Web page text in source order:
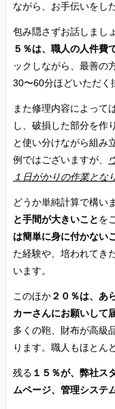
ながら、お手伝いをし
包み隠さずお話しまし
５％は、職人の人件費
ックしながら、最善の
30〜60分ほどいただく
また修理内容によって
し、破損した部分を作
と使い分けながら組み
例ではございますが、
１日がかりの作業とな
どうか単純計算で構い
と手間が大きいことを
は簡単に身に付かない
た経験や、培われてき
います。
このほか２０％は、あ
カーさんにお願いして
多くの鞄、財布が高級
ります。職人もほとん
残る １５％が、弊社ス
ムページ、管理システ